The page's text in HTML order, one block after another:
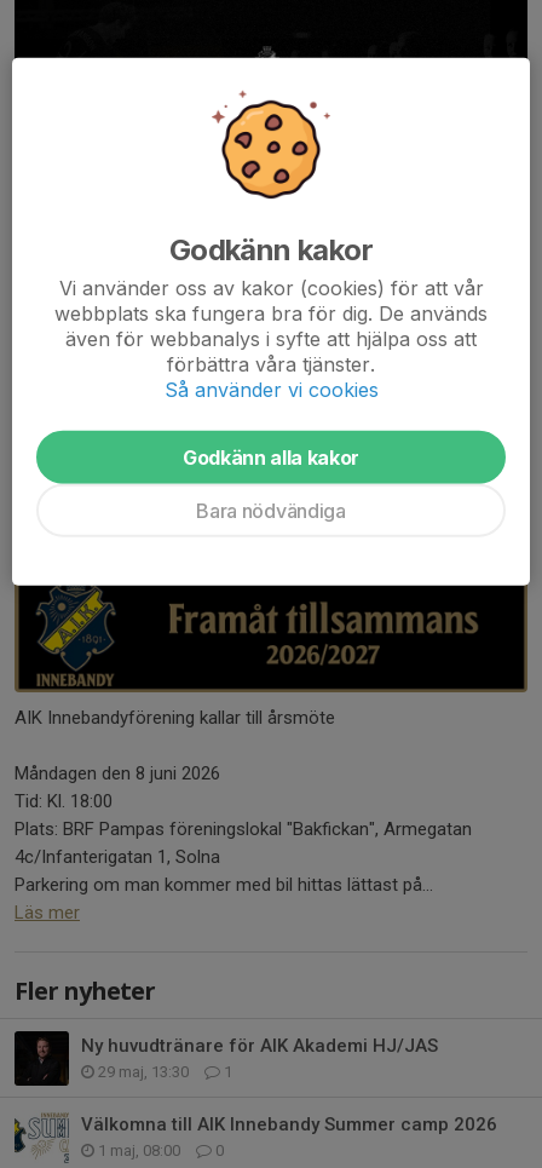
AIK Innebandy är en förening på väg. Vi bygger något som är
större än resultat på plan — en klubb för alla, med rötterna i
AIK:s stolta tradition och blicken fast riktad mot framtiden. Vår
vision är enkel men kraftfull:
Läs mer
Årsmöte AIK Innebandyförening 2026
AIK Innebandyförening kallar till årsmöte
Måndagen den 8 juni 2026
Tid: Kl. 18:00
Plats: BRF Pampas föreningslokal "Bakfickan", Armegatan
4c/Infanterigatan 1, Solna
Parkering om man kommer med bil hittas lättast på...
Läs mer
Fler nyheter
Ny huvudtränare för AIK Akademi HJ/JAS
29 maj, 13:30 1
Välkomna till AIK Innebandy Summer camp 2026
1 maj, 08:00 0
Godkänn kakor
Vi använder oss av kakor (cookies) för att vår
webbplats ska fungera bra för dig. De används
även för webbanalys i syfte att hjälpa oss att
förbättra våra tjänster.
Så använder vi cookies
Godkänn alla kakor
Bara nödvändiga